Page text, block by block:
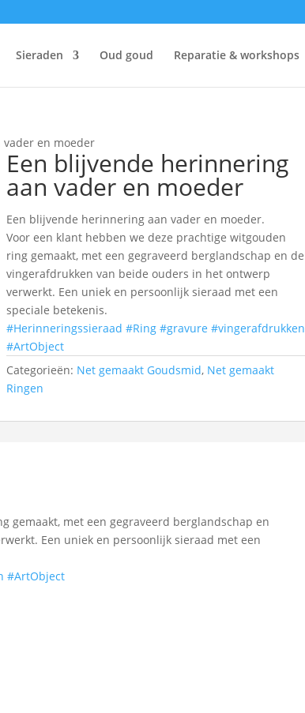
Sieraden Oud goud Reparatie & workshops
en moeder
Een blijvende herinnering
aan vader en moeder
Een blijvende herinnering aan vader en moeder.
Voor een klant hebben we deze prachtige witgouden
ring gemaakt, met een gegraveerd berglandschap en de
vingerafdrukken van beide ouders in het ontwerp
verwerkt. Een uniek en persoonlijk sieraad met een
speciale betekenis.
#Herinneringssieraad #Ring #gravure #vingerafdrukken
#ArtObject
Categorieën: Net gemaakt Goudsmid, Net gemaakt
Ringen
gemaakt, met een gegraveerd berglandschap en
Een uniek en persoonlijk sieraad met een
#ArtObject